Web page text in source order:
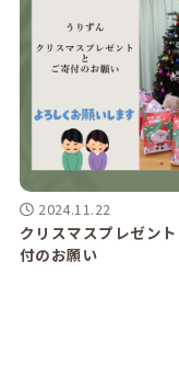
2024.11.22
クリスマスプレゼン
付のお願い